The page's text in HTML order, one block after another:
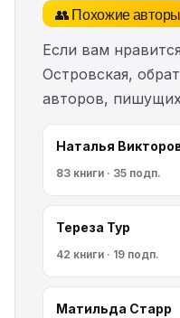
👥 Похожие авторы
Если вам
Островская,
авторов,
Наталья
83 книги · 35 подп.
Тереза Тур
42 книги · 19 подп.
Матильда Старр